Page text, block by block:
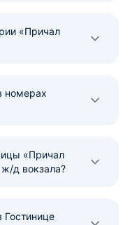
«Причал
номерах
«Причал
д вокзала?
Гостинице